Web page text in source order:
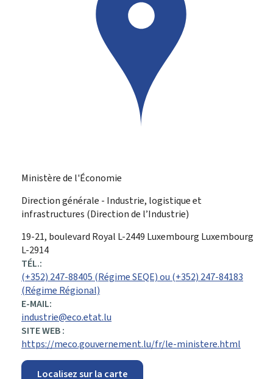
Ministère de l'Économie
Direction générale - Industrie, logistique et
infrastructures (Direction de l’Industrie)
ADRESSE
:
19-21, boulevard Royal L-2449 Luxembourg Luxembourg
L-2914
TÉL.:
(+352) 247-88405 (Régime SEQE) ou (+352) 247-84183
(Régime Régional)
E-MAIL:
industrie@eco.etat.lu
SITE WEB :
https://meco.gouvernement.lu/fr/le-ministere.html
Localisez sur la carte